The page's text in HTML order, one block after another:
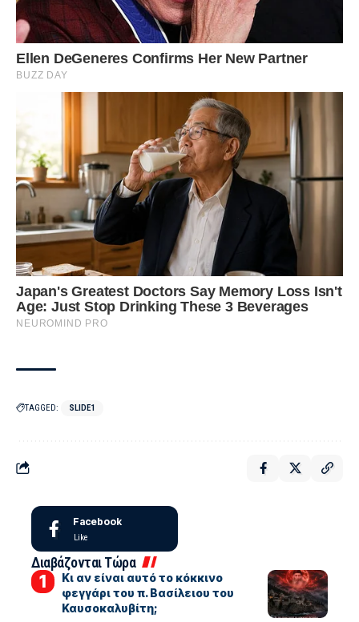
TAGGED: SLIDE1
Facebook
Like
Διαβάζονται Τώρα
Κι αν είναι αυτό το κόκκινο
φεγγάρι του π. Βασίλειου του
Καυσοκαλυβίτη;